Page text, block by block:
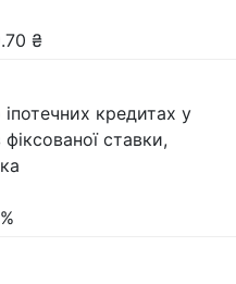
₴
кредитах у
ставки,